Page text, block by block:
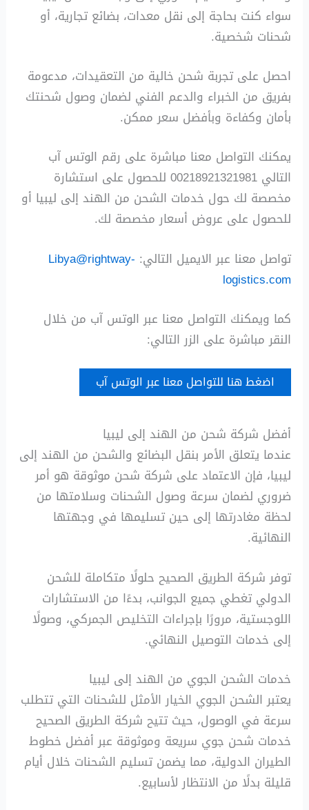
سواء كنت بحاجة إلى نقل معدات، بضائع تجارية، أو
شحنات شخصية.
احصل على تجربة شحن خالية من التعقيدات، مدعومة
بفريق من الخبراء والدعم الفني لضمان وصول شحنتك
بأمان وكفاءة وبأفضل سعر ممكن.
يمكنك التواصل معنا مباشرة على رقم الوتس آب
التالي 00218921321981 للحصول على استشارة
مخصصة لك حول خدمات الشحن من الهند إلى ليبيا أو
للحصول على عروض أسعار مخصصة لك.
تواصل معنا عبر الايميل التالي: Libya@rightway-
logistics.com
كما ويمكنك التواصل معنا عبر الوتس آب من خلال
النقر مباشرة على الزر التالي:
اضغط هنا للتواصل معنا عبر الوتس آب
أفضل شركة شحن من الهند إلى ليبيا
عندما يتعلق الأمر بنقل البضائع والشحن من الهند إلى
ليبيا، فإن الاعتماد على شركة شحن موثوقة هو أمر
ضروري لضمان سرعة وصول الشحنات وسلامتها من
لحظة مغادرتها إلى حين تسليمها في وجهتها
النهائية.
توفر شركة الطريق الصحيح حلولًا متكاملة للشحن
الدولي تغطي جميع الجوانب، بدءًا من الاستشارات
اللوجستية، مرورًا بإجراءات التخليص الجمركي، وصولًا
إلى خدمات التوصيل النهائي.
خدمات الشحن الجوي من الهند إلى ليبيا
يعتبر الشحن الجوي الخيار الأمثل للشحنات التي تتطلب
سرعة في الوصول، حيث تتيح شركة الطريق الصحيح
خدمات شحن جوي سريعة وموثوقة عبر أفضل خطوط
الطيران الدولية، مما يضمن تسليم الشحنات خلال أيام
قليلة بدلًا من الانتظار لأسابيع.